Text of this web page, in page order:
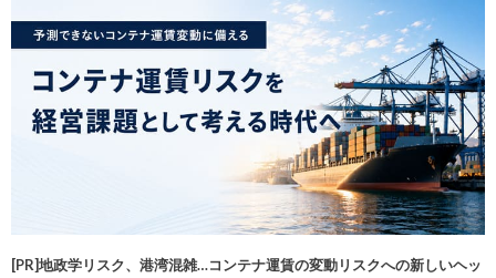
[PR]地政学リスク、港湾混雑…コンテナ運賃の変動リスクへの新しいヘッ